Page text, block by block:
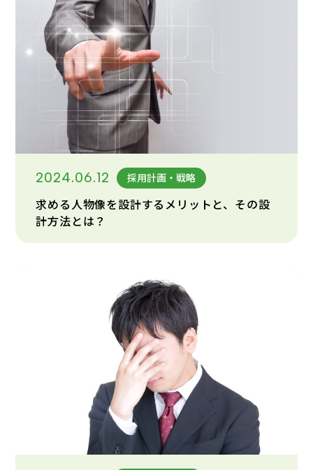
2024.06.12 採用計画・戦略
求める人物像を設計するメリットと、その設
計方法とは？